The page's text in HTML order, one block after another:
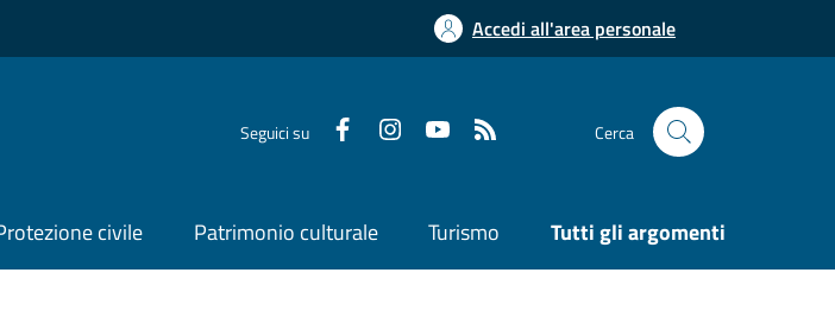
Accedi all'area personale
Seguici su Cerca
civile Patrimonio culturale Turismo Tutti gli argomenti